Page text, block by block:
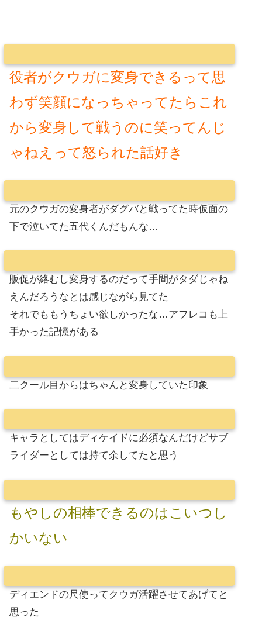
役者がクウガに変身できるって思
わず笑顔になっちゃってたらこれ
から変身して戦うのに笑ってんじ
ゃねえって怒られた話好き
元のクウガの変身者がダグバと戦ってた時仮面の
下で泣いてた五代くんだもんな…
販促が絡むし変身するのだって手間がタダじゃね
えんだろうなとは感じながら見てた
それでももうちょい欲しかったな…アフレコも上
手かった記憶がある
二クール目からはちゃんと変身していた印象
キャラとしてはディケイドに必須なんだけどサブ
ライダーとしては持て余してたと思う
もやしの相棒できるのはこいつし
かいない
ディエンドの尺使ってクウガ活躍させてあげてと
思った